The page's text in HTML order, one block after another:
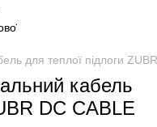
для теплої підлоги
кабель
DC CABLE